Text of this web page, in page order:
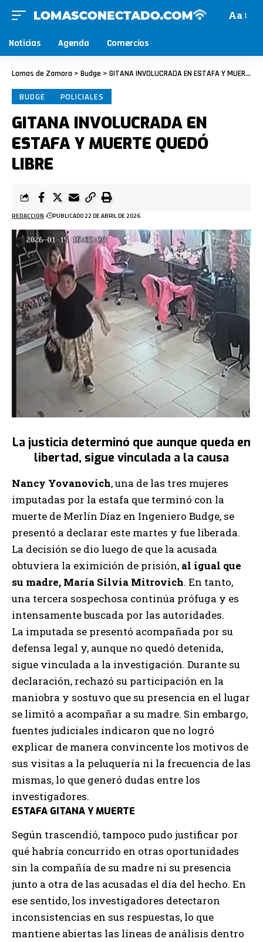
Aa
Noticias Agenda Comercios
Lomas de Zamora > Budge > GITANA INVOLUCRADA EN ESTAFA Y MUERTE QUEDÓ LIBRE
BUDGE POLICIALES
GITANA INVOLUCRADA EN
ESTAFA Y MUERTE QUEDÓ
LIBRE
REDACCION PUBLICADO 22 DE ABRIL DE 2026
La justicia determinó que aunque queda en
libertad, sigue vinculada a la causa
Nancy Yovanovich, una de las tres mujeres
imputadas por la estafa que terminó con la
muerte de Merlín Díaz en Ingeniero Budge, se
presentó a declarar este martes y fue liberada.
La decisión se dio luego de que la acusada
obtuviera la eximición de prisión, al igual que
su madre, María Silvia Mitrovich. En tanto,
una tercera sospechosa continúa prófuga y es
intensamente buscada por las autoridades.
La imputada se presentó acompañada por su
defensa legal y, aunque no quedó detenida,
sigue vinculada a la investigación. Durante su
declaración, rechazó su participación en la
maniobra y sostuvo que su presencia en el lugar
se limitó a acompañar a su madre. Sin embargo,
fuentes judiciales indicaron que no logró
explicar de manera convincente los motivos de
sus visitas a la peluquería ni la frecuencia de las
mismas, lo que generó dudas entre los
investigadores.
ESTAFA GITANA Y MUERTE
Según trascendió, tampoco pudo justificar por
qué habría concurrido en otras oportunidades
sin la compañía de su madre ni su presencia
junto a otra de las acusadas el día del hecho. En
ese sentido, los investigadores detectaron
inconsistencias en sus respuestas, lo que
mantiene abiertas las líneas de análisis dentro